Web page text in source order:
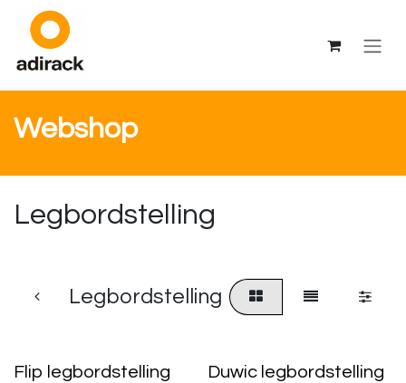
Overslaan naar inhoud
Webshop
Legbordstelling
Legbordstelling
Flip legbordstelling
Duwic legbordstelling